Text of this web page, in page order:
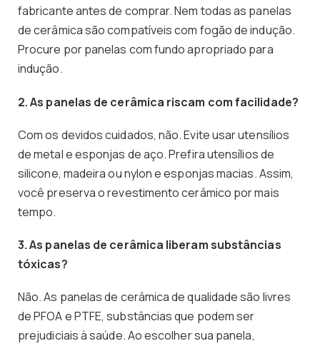
fabricante antes de comprar. Nem todas as panelas
de cerâmica são compatíveis com fogão de indução.
Procure por panelas com fundo apropriado para
indução.
2. As panelas de cerâmica riscam com facilidade?
Com os devidos cuidados, não. Evite usar utensílios
de metal e esponjas de aço. Prefira utensílios de
silicone, madeira ou nylon e esponjas macias. Assim,
você preserva o revestimento cerâmico por mais
tempo.
3. As panelas de cerâmica liberam substâncias
tóxicas?
Não. As panelas de cerâmica de qualidade são livres
de PFOA e PTFE, substâncias que podem ser
prejudiciais à saúde. Ao escolher sua panela,